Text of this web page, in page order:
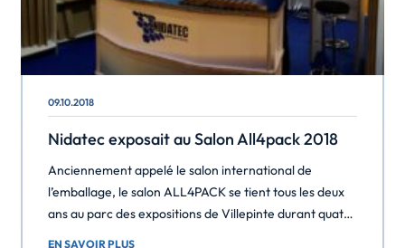
09.10.2018
Nidatec exposait au Salon All4pack 2018
Anciennement appelé le salon international de
l’emballage, le salon ALL4PACK se tient tous les deux
ans au parc des expositions de Villepinte durant quatre
EN SAVOIR PLUS